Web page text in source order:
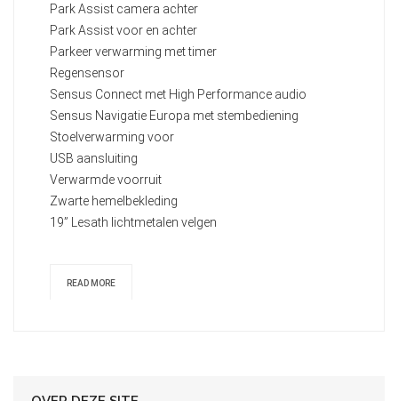
Park Assist camera achter
Park Assist voor en achter
Parkeer verwarming met timer
Regensensor
Sensus Connect met High Performance audio
Sensus Navigatie Europa met stembediening
Stoelverwarming voor
USB aansluiting
Verwarmde voorruit
Zwarte hemelbekleding
19” Lesath lichtmetalen velgen
READ MORE